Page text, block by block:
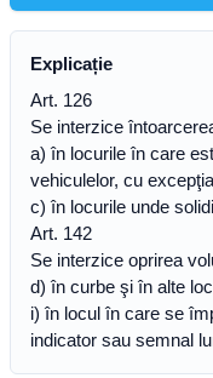
Explicație
Art. 126
Se interzice
a) în locurile în care
vehiculelor, cu
c) în locurile unde
Art. 142
Se interzice oprirea
d) în curbe şi în alte
i) în locul în care se
indicator sau semnal